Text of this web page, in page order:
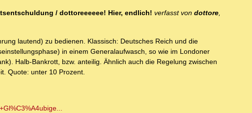
/ dottoreeeeee! Hier, endlich! verfasst von dottore,
lautend) zu bedienen. Klassisch: Deutsches Reich und die
in einem Generalaufwasch, so wie im Londoner
Halb-Bankrott, bzw. anteilig. Ähnlich auch die Regelung zwischen
Quote: unter 10 Prozent.